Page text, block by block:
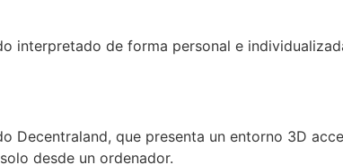
interpretado de forma personal e
Decentraland, que presenta un entorno 3D
desde un ordenador.